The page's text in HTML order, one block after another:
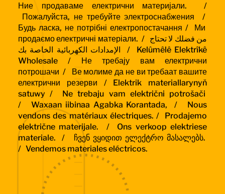
Ние продаваме електрични материјали. /
Пожалуйста, не требуйте электроснабжения /
Будь ласка, не потрібні електропостачання /
Ми
продаємо електричні матеріали. /
الإمدادات الكهربائية الخاصة بك / Kelûmêlê Elektrîkê
Wholesale / Не требају вам електрични
потрошачи /
Ве молиме да не ви требаат вашите
електрични резерви / Elektrik materiallarynyň
satuwy /
Ne trebaju vam električni potrošači
/
Waxaan iibinaa Agabka Korantada, /
Nous
vendons des matériaux électriques. /
Prodajemo
električne materijale. /
Ons verkoop elektriese
materiale. /
ჩვენ ვყიდით ელექტრო მასალებს.
/ Vendemos materiales eléctricos.